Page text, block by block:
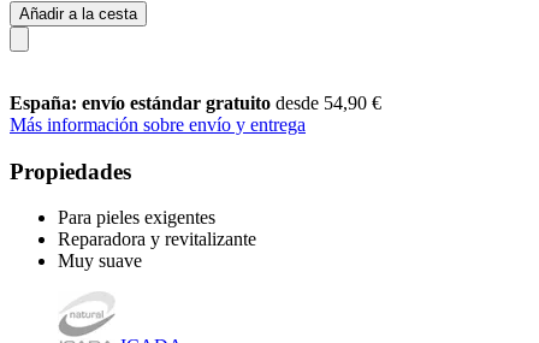
Añadir a la cesta
España: envío estándar gratuito desde 54,90 €
Más información sobre envío y entrega
Propiedades
Para pieles exigentes
Reparadora y revitalizante
Muy suave